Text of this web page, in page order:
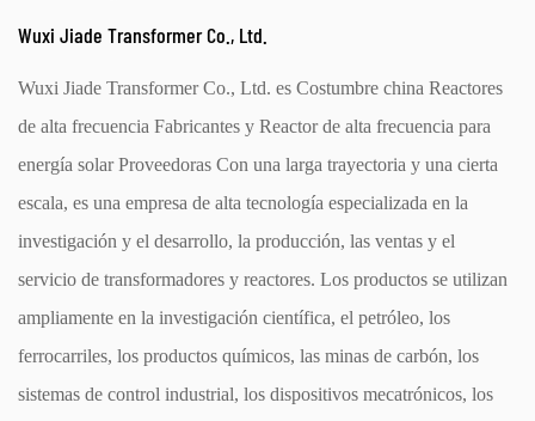
Wuxi Jiade Transformer Co., Ltd.
Wuxi Jiade Transformer Co., Ltd. es Costumbre china Reactores
de alta frecuencia Fabricantes y Reactor de alta frecuencia para
energía solar Proveedoras Con una larga trayectoria y una cierta
escala, es una empresa de alta tecnología especializada en la
investigación y el desarrollo, la producción, las ventas y el
servicio de transformadores y reactores. Los productos se utilizan
ampliamente en la investigación científica, el petróleo, los
ferrocarriles, los productos químicos, las minas de carbón, los
sistemas de control industrial, los dispositivos mecatrónicos, los